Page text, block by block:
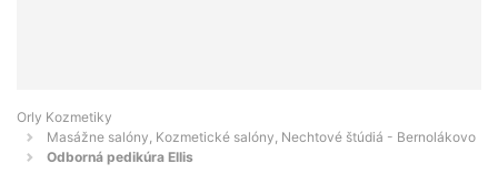
Orly Kozmetiky
Masážne salóny, Kozmetické salóny, Nechtové štúdiá - Bernolákovo
Odborná pedikúra Ellis